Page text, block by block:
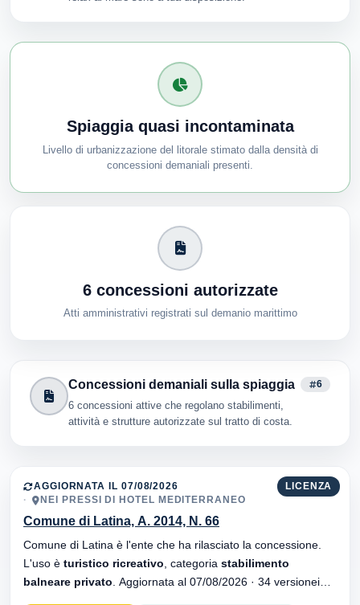
Spiaggia quasi incontaminata
Livello di urbanizzazione del litorale stimato dalla densità di
concessioni demaniali presenti.
6 concessioni autorizzate
Atti amministrativi registrati sul demanio marittimo
Concessioni demaniali sulla spiaggia
6 concessioni attive che regolano stabilimenti,
attività e strutture autorizzate sul tratto di costa.
6
LICENZA
AGGIORNATA IL 07/08/2026
NEI PRESSI DI HOTEL MEDITERRANEO
Comune di Latina, A. 2014, N. 66
Comune di Latina è l'ente che ha rilasciato la concessione.
L'uso è turistico ricreativo , categoria stabilimento
balneare privato